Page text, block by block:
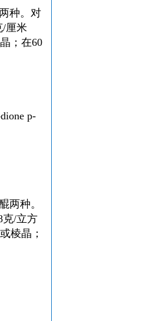
种。 对
/厘米
；在60
p-
两种。
克/立方
棱晶；